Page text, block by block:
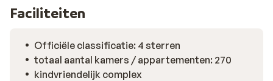
hele gezin!
Faciliteiten
Officiële classificatie: 4 sterren
totaal aantal kamers / appartementen: 270
kindvriendelijk complex